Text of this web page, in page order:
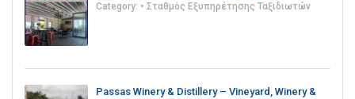
Category: • Σταθμός Εξυπηρέτησης Ταξιδιωτών
Passas Winery & Distillery – Vineyard, Winery &